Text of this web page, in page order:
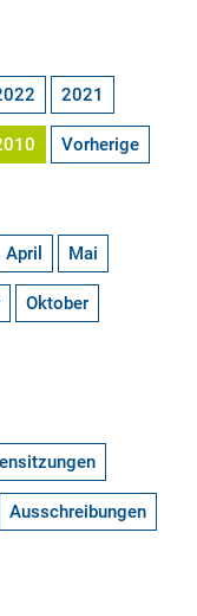
2021
Vorherige
April Mai
Oktober
Ausschreibungen